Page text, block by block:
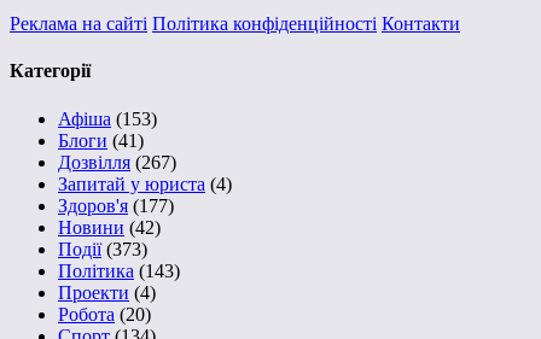
Реклама на сайті Політика конфіденційності Контакти
Категорії
Афіша (153)
Блоги (41)
Дозвілля (267)
Запитай у юриста (4)
Здоров'я (177)
Новини (42)
Події(373)
Політика (143)
Проекти (4)
Робота (20)